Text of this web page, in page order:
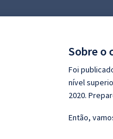
Questões grátis
Sobre o
Foi
nível
2020.
Então,